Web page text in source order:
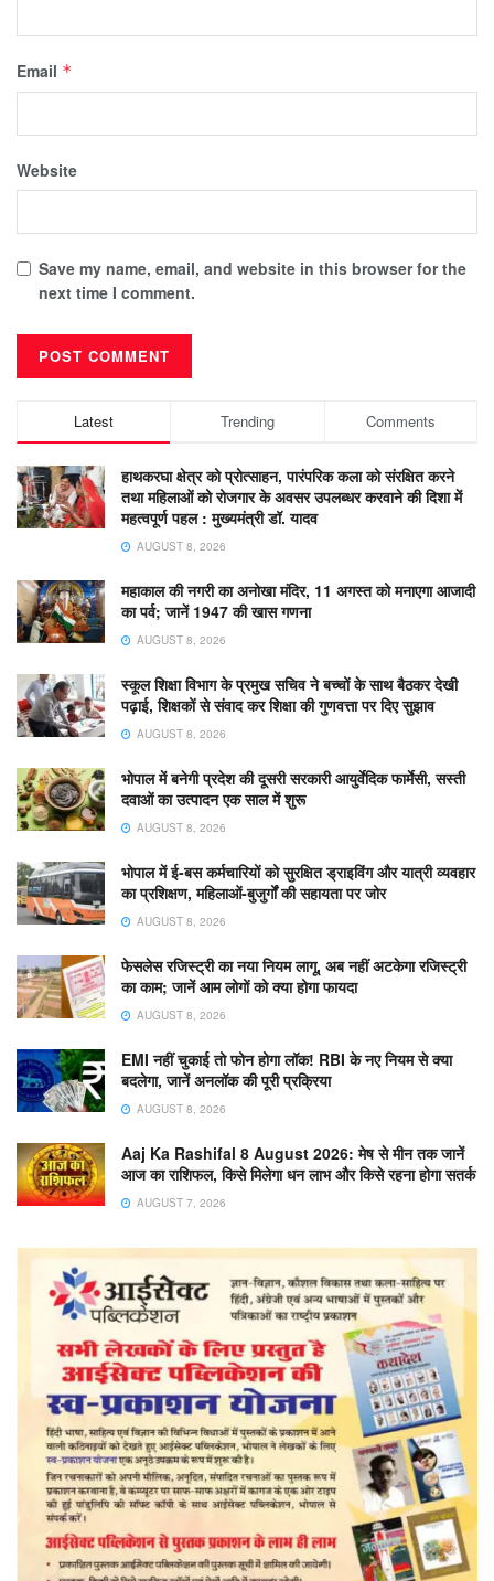
Email *
Website
Save my name, email, and website in this browser for the
next time I comment.
Latest Trending Comments
हाथकरघा क्षेत्र को प्रोत्साहन, पारंपरिक कला को संरक्षित करने
तथा महिलाओं को रोजगार के अवसर उपलब्धर करवाने की दिशा में
महत्वपूर्ण पहल : मुख्यमंत्री डॉ. यादव
AUGUST 8, 2026
महाकाल की नगरी का अनोखा मंदिर, 11 अगस्त को मनाएगा आजादी
का पर्व; जानें 1947 की खास गणना
AUGUST 8, 2026
स्कूल शिक्षा विभाग के प्रमुख सचिव ने बच्चों के साथ बैठकर देखी
पढ़ाई, शिक्षकों से संवाद कर शिक्षा की गुणवत्ता पर दिए सुझाव
AUGUST 8, 2026
भोपाल में बनेगी प्रदेश की दूसरी सरकारी आयुर्वेदिक फार्मेसी, सस्ती
दवाओं का उत्पादन एक साल में शुरू
AUGUST 8, 2026
भोपाल में ई-बस कर्मचारियों को सुरक्षित ड्राइविंग और यात्री व्यवहार
का प्रशिक्षण, महिलाओं-बुजुर्गों की सहायता पर जोर
AUGUST 8, 2026
फेसलेस रजिस्ट्री का नया नियम लागू, अब नहीं अटकेगा रजिस्ट्री
का काम; जानें आम लोगों को क्या होगा फायदा
AUGUST 8, 2026
EMI नहीं चुकाई तो फोन होगा लॉक! RBI के नए नियम से क्या
बदलेगा, जानें अनलॉक की पूरी प्रक्रिया
AUGUST 8, 2026
Aaj Ka Rashifal 8 August 2026: मेष से मीन तक जानें
आज का राशिफल, किसे मिलेगा धन लाभ और किसे रहना होगा सतर्क
AUGUST 7, 2026